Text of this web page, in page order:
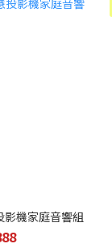
影機家庭音響組